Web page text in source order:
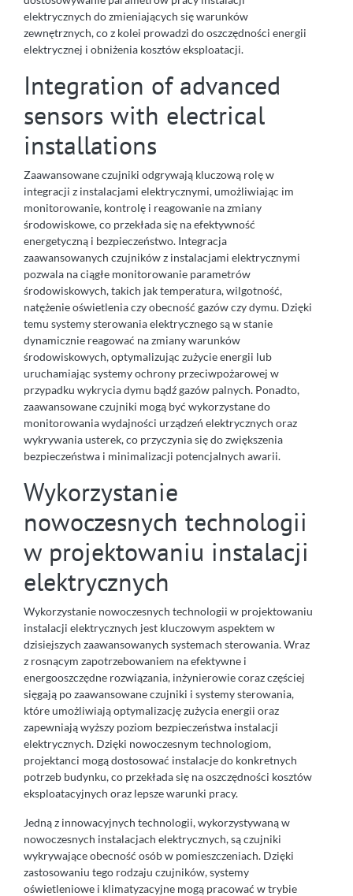
elektrycznych do zmieniających się warunków
zewnętrznych, co z kolei prowadzi do oszczędności energii
elektrycznej i obniżenia kosztów eksploatacji.
Integration of advanced
sensors with electrical
installations
Zaawansowane czujniki odgrywają kluczową rolę w
integracji z instalacjami elektrycznymi, umożliwiając im
monitorowanie, kontrolę i reagowanie na zmiany
środowiskowe, co przekłada się na efektywność
energetyczną i bezpieczeństwo. Integracja
zaawansowanych czujników z instalacjami elektrycznymi
pozwala na ciągłe monitorowanie parametrów
środowiskowych, takich jak temperatura, wilgotność,
natężenie oświetlenia czy obecność gazów czy dymu. Dzięki
temu systemy sterowania elektrycznego są w stanie
dynamicznie reagować na zmiany warunków
środowiskowych, optymalizując zużycie energii lub
uruchamiając systemy ochrony przeciwpożarowej w
przypadku wykrycia dymu bądź gazów palnych. Ponadto,
zaawansowane czujniki mogą być wykorzystane do
monitorowania wydajności urządzeń elektrycznych oraz
wykrywania usterek, co przyczynia się do zwiększenia
bezpieczeństwa i minimalizacji potencjalnych awarii.
Wykorzystanie
nowoczesnych technologii
w projektowaniu instalacji
elektrycznych
Wykorzystanie nowoczesnych technologii w projektowaniu
instalacji elektrycznych jest kluczowym aspektem w
dzisiejszych zaawansowanych systemach sterowania. Wraz
z rosnącym zapotrzebowaniem na efektywne i
energooszczędne rozwiązania, inżynierowie coraz częściej
sięgają po zaawansowane czujniki i systemy sterowania,
które umożliwiają optymalizację zużycia energii oraz
zapewniają wyższy poziom bezpieczeństwa instalacji
elektrycznych. Dzięki nowoczesnym technologiom,
projektanci mogą dostosować instalacje do konkretnych
potrzeb budynku, co przekłada się na oszczędności kosztów
eksploatacyjnych oraz lepsze warunki pracy.
Jedną z innowacyjnych technologii, wykorzystywaną w
nowoczesnych instalacjach elektrycznych, są czujniki
wykrywające obecność osób w pomieszczeniach. Dzięki
zastosowaniu tego rodzaju czujników, systemy
oświetleniowe i klimatyzacyjne mogą pracować w trybie